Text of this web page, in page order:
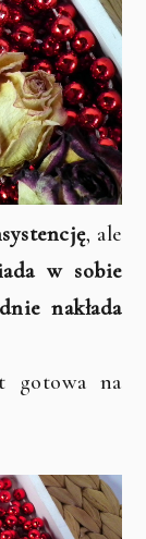
, ale
w sobie
nakłada
gotowa na